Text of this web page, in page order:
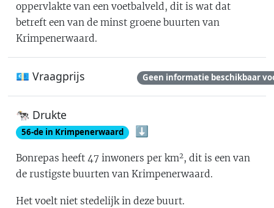
oppervlakte van een voetbalveld, dit iswat dat
betreft een van de minst groene buurten van
Krimpenerwaard.
💶 Vraagprijs Geen informatie beschikbaar
🐄 Drukte
56-de in Krimpenerwaard ⬇️
Bonrepas heeft47 inwoners per km2, dit iseen van
de rustigste buurten van Krimpenerwaard.
Het voelt niet stedelijk in deze buurt.